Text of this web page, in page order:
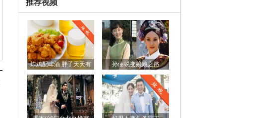
推荐视频
炸鸡配啤酒 胖子天天有 孙俪蜕变娘娘之路